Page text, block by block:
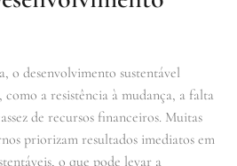
o desenvolvimento sustentável
como a resistência à mudança, a falta
de recursos financeiros. Muitas
priorizam resultados imediatos em
o que pode levar a